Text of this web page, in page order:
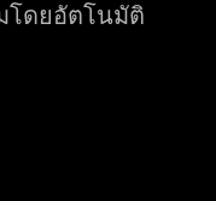
โดยอัตโนมัติ